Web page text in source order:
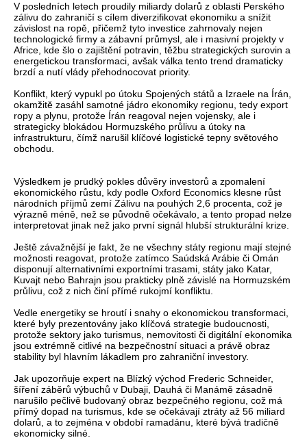
V posledních letech proudily miliardy dolarů z oblasti Perského
zálivu do zahraničí s cílem diverzifikovat ekonomiku a snížit
závislost na ropě, přičemž tyto investice zahrnovaly nejen
technologické firmy a zábavní průmysl, ale i masivní projekty v
Africe, kde šlo o zajištění potravin, těžbu strategických surovin a
energetickou transformaci, avšak válka tento trend dramaticky
brzdí a nutí vlády přehodnocovat priority.
Konflikt, který vypukl po útoku Spojených států a Izraele na Írán,
okamžitě zasáhl samotné jádro ekonomiky regionu, tedy export
ropy a plynu, protože Írán reagoval nejen vojensky, ale i
strategicky blokádou Hormuzského průlivu a útoky na
infrastrukturu, čímž narušil klíčové logistické tepny světového
obchodu.
Výsledkem je prudký pokles důvěry investorů a zpomalení
ekonomického růstu, kdy podle Oxford Economics klesne růst
národních příjmů zemí Zálivu na pouhých 2,6 procenta, což je
výrazně méně, než se původně očekávalo, a tento propad nelze
interpretovat jinak než jako první signál hlubší strukturální krize.
Ještě závažnější je fakt, že ne všechny státy regionu mají stejné
možnosti reagovat, protože zatímco Saúdská Arábie či Omán
disponují alternativními exportními trasami, státy jako Katar,
Kuvajt nebo Bahrajn jsou prakticky plně závislé na Hormuzském
průlivu, což z nich činí přímé rukojmí konfliktu.
Vedle energetiky se hroutí i snahy o ekonomickou transformaci,
které byly prezentovány jako klíčová strategie budoucnosti,
protože sektory jako turismus, nemovitosti či digitální ekonomika
jsou extrémně citlivé na bezpečnostní situaci a právě obraz
stability byl hlavním lákadlem pro zahraniční investory.
Jak upozorňuje expert na Blízký východ Frederic Schneider,
šíření záběrů výbuchů v Dubaji, Dauhá či Manámě zásadně
narušilo pečlivě budovaný obraz bezpečného regionu, což má
přímý dopad na turismus, kde se očekávají ztráty až 56 miliard
dolarů, a to zejména v období ramadánu, které bývá tradičně
ekonomicky silné.